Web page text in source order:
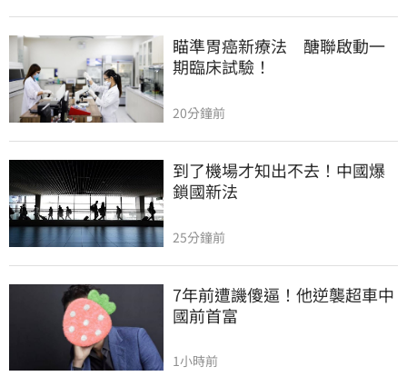
瞄準胃癌新療法　醣聯啟動一
期臨床試驗！
20分鐘前
到了機場才知出不去！中國爆
鎖國新法
25分鐘前
7年前遭譏傻逼！他逆襲超車中
國前首富
1小時前